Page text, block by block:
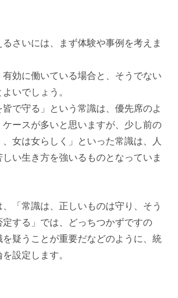
さいには、まず体験や事例を考えま
効に働いている場合と、そうでない
いでしょう。
で守る」という常識は、優先席のよ
ケースが多いと思いますが、少し前の
、女は女らしく」といった常識は、人
い生き方を強いるものとなっていま
「常識は、正しいものは守り、そう
定する」では、どっちつかずですの
を疑うことが重要だなどのように、統
設定します。